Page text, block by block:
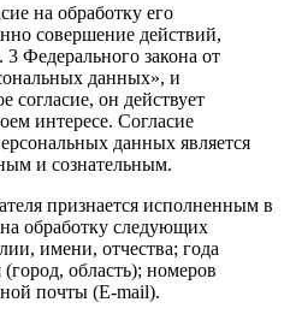
на обработку его
совершение действий,
Федерального закона от
данных», и
согласие, он действует
интересе. Согласие
данных является
и сознательным.
признается исполненным в
обработку следующих
имени, отчества; года
область); номеров
почты (E-mail).